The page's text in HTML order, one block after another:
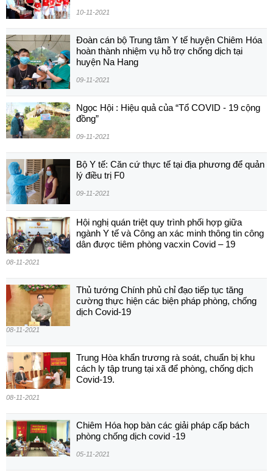
10-11-2021
Đoàn cán bộ Trung tâm Y tế huyện Chiêm Hóa
hoàn thành nhiệm vụ hỗ trợ chống dịch tại
huyện Na Hang
09-11-2021
Ngọc Hội : Hiệu quả của “Tổ COVID - 19 cộng
đồng”
09-11-2021
Bộ Y tế: Căn cứ thực tế tại địa phương để quản
lý điều trị F0
09-11-2021
Hội nghị quán triệt quy trình phối hợp giữa
ngành Y tế và Công an xác minh thông tin công
dân được tiêm phòng vacxin Covid – 19
08-11-2021
Thủ tướng Chính phủ chỉ đạo tiếp tục tăng
cường thực hiện các biện pháp phòng, chống
dịch Covid-19
08-11-2021
Trung Hòa khẩn trương rà soát, chuẩn bị khu
cách ly tập trung tại xã để phòng, chống dịch
Covid-19.
08-11-2021
Chiêm Hóa họp bàn các giải pháp cấp bách
phòng chống dịch covid -19
05-11-2021